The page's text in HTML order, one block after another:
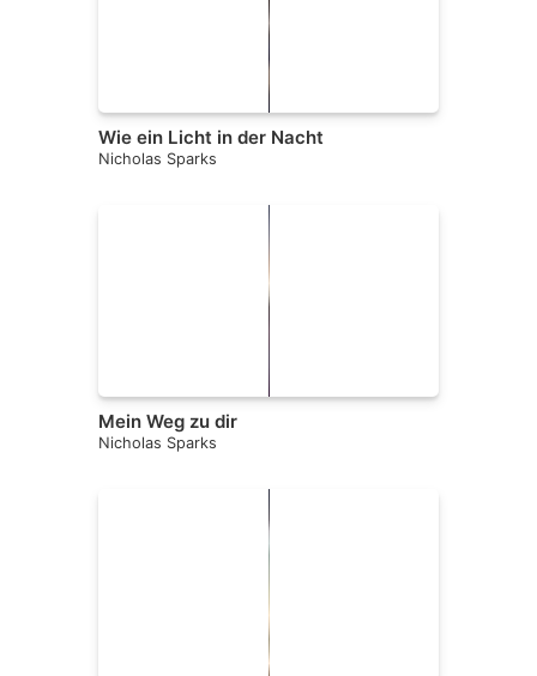
Wie ein Licht in der Nacht
Nicholas Sparks
Mein Weg zu dir
Nicholas Sparks